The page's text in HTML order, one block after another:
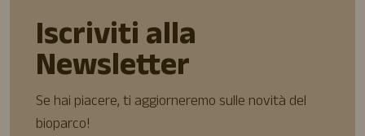
Iscriviti alla
Newsletter
Se hai piacere, ti aggiorneremo sulle novità del
bioparco!